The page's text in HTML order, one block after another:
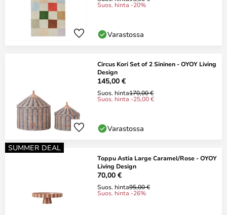
Suos. hinta -20%
Varastossa
Circus Kori Set of 2 Sininen - OYOY Living
Design
145,00 €
Suos. hinta170,00 €
Suos. hinta -25,00 €
Varastossa
SUMMER DEAL
Toppu Astia Large Caramel/Rose - OYOY
Living Design
70,00 €
Suos. hinta95,00 €
Suos. hinta -26%